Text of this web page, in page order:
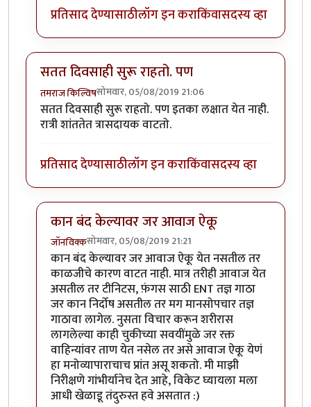
प्रतिसाद देण्यासाठीलॉग इन कराकिंवासदस्य व्हा
सतत दिवसाही सुरू राहतो. पण
तमराज किल्विषसोमवार, 05/08/2019 21:06
सतत दिवसाही सुरू राहतो. पण इतका लक्षात येत नाही.
रात्री शांततेत त्रासदायक वाटतो.
प्रतिसाद देण्यासाठीलॉग इन कराकिंवासदस्य व्हा
कान बंद केल्यावर जर आवाज ऐकू
जॉनविक्कसोमवार, 05/08/2019 21:21
In reply toसतत दिवसाही सुरू राहतो. पणbyतमराज
कान बंद केल्यावर जर आवाज ऐकू येत नसतील तर
काळजीचे कारण वाटत नाही. मात्र तरीही आवाज येत
असतील तर टीनिटस, फ़ंगस साठी ENT तज्ञ गाठा
जर कान निर्दोष असतील तर मग मानसोपचार तज्ञ
गाठावा लागेल. नुसता विचार करून शरीरास
लागलेल्या काही चुकीच्या सवयींमुळे जर रक्त
वाहिन्यांवर ताण येत नसेल तर असे आवाज ऐकू येणं
हा मनोव्यापाराचाच प्रांत असू शकतो. मी माझी
निरीक्षणे गांभीर्यानेच देत आहे, विकेट घ्यायला मला
आधी खेळाडू तंदुरुस्त हवे असतात :)